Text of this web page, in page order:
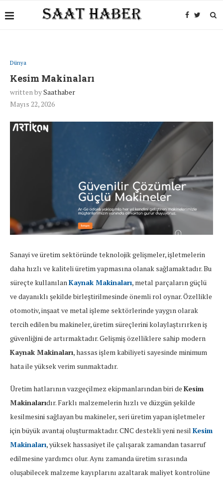
Dünya
Kesim Makinaları
written bySaathaber
Mayıs 22, 2026
Sanayi ve üretim sektöründe teknolojik gelişmeler, işletmelerin
daha hızlı ve kaliteli üretim yapmasına olanak sağlamaktadır. Bu
süreçte kullanılanKaynak Makinaları, metal parçaların güçlü
ve dayanıklı şekilde birleştirilmesinde önemli rol oynar. Özellikle
otomotiv, inşaat ve metal işleme sektörlerinde yaygın olarak
tercih edilen bu makineler, üretim süreçlerini kolaylaştırırken iş
güvenliğini de artırmaktadır. Gelişmiş özelliklere sahip modern
Kaynak Makinaları, hassas işlem kabiliyeti sayesinde minimum
hata ile yüksek verim sunmaktadır.
Üretim hatlarının vazgeçilmez ekipmanlarından biri de Kesim
Makinalarıdır. Farklı malzemelerin hızlı ve düzgün şekilde
kesilmesini sağlayan bu makineler, seri üretim yapan işletmeler
için büyük avantaj oluşturmaktadır. CNC destekli yeni nesil Kesim
Makinaları, yüksek hassasiyet ile çalışarak zamandan tasarruf
edilmesine yardımcı olur. Aynı zamanda üretim sırasında
oluşabilecek malzeme kayıplarını azaltarak maliyet kontrolüne